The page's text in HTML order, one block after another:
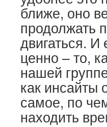
ближе, оно
продолжать
двигаться.
ценно – то,
нашей
как инсайты
самое, по
находить